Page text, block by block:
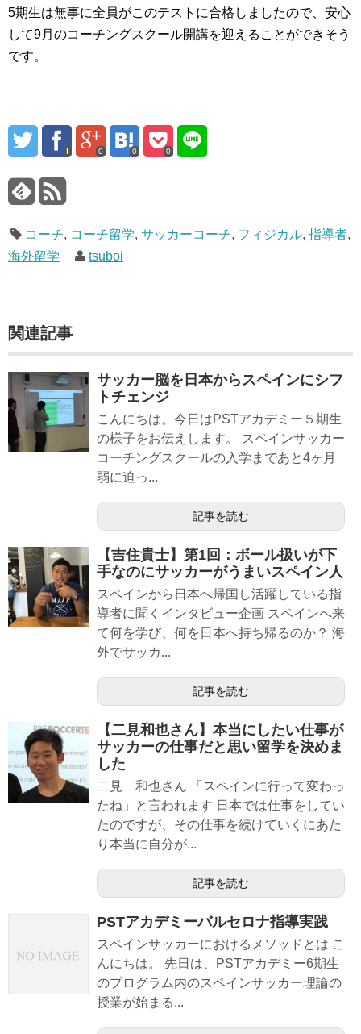
5期生は無事に全員がこのテストに合格しましたので、安心
して9月のコーチングスクール開講を迎えることができそう
です。
0 0 0
コーチ, コーチ留学, サッカーコーチ, フィジカル, 指導者,
海外留学
tsuboi
関連記事
サッカー脳を日本からスペインにシフ
トチェンジ
こんにちは。今日はPSTアカデミー５期生
の様子をお伝えします。 スペインサッカー
コーチングスクールの入学まであと4ヶ月
弱に迫っ...
記事を読む
【吉住貴士】第1回：ボール扱いが下
手なのにサッカーがうまいスペイン人
スペインから日本へ帰国し活躍している指
導者に聞くインタビュー企画 スペインへ来
て何を学び、何を日本へ持ち帰るのか？ 海
外でサッカ...
記事を読む
【二見和也さん】本当にしたい仕事が
サッカーの仕事だと思い留学を決めま
した
二見 和也さん 「スペインに行って変わっ
たね」と言われます 日本では仕事をしてい
たのですが、その仕事を続けていくにあた
り本当に自分が...
記事を読む
PSTアカデミーバルセロナ指導実践
スペインサッカーにおけるメソッドとは こ
んにちは。 先日は、PSTアカデミー6期生
のプログラム内のスペインサッカー理論の
授業が始まる...